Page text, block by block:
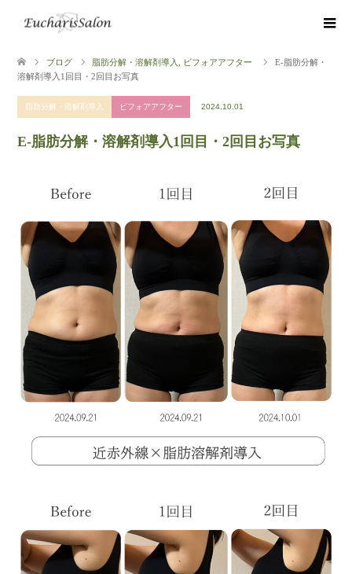
ブログ 脂肪分解・溶解剤導入 ビフォアアフター
E-脂肪分解・
溶解剤導入1回目・2回目お写真
脂肪分解・溶解剤導入 ビフォアアフター 2024.10.01
E-脂肪分解・溶解剤導入1回目・2回目お写真